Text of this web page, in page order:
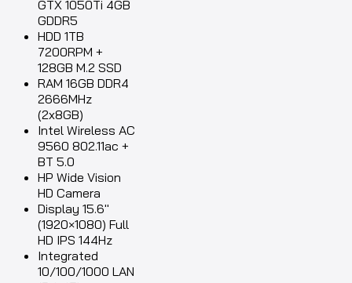
GTX 1050Ti 4GB
GDDR5
HDD 1TB
7200RPM +
128GB M.2 SSD
RAM 16GB DDR4
2666MHz
(2x8GB)
Intel Wireless AC
9560 802.11ac +
BT 5.0
HP Wide Vision
HD Camera
Display 15.6″
(1920×1080) Full
HD IPS 144Hz
Integrated
10/100/1000 LAN